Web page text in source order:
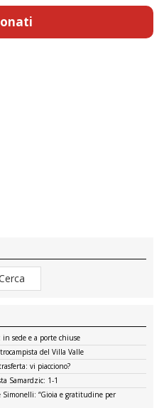
in sede e a porte chiuse
del Villa Valle
vi piacciono?
Samardzic: 1-1
“Gioia e gratitudine per